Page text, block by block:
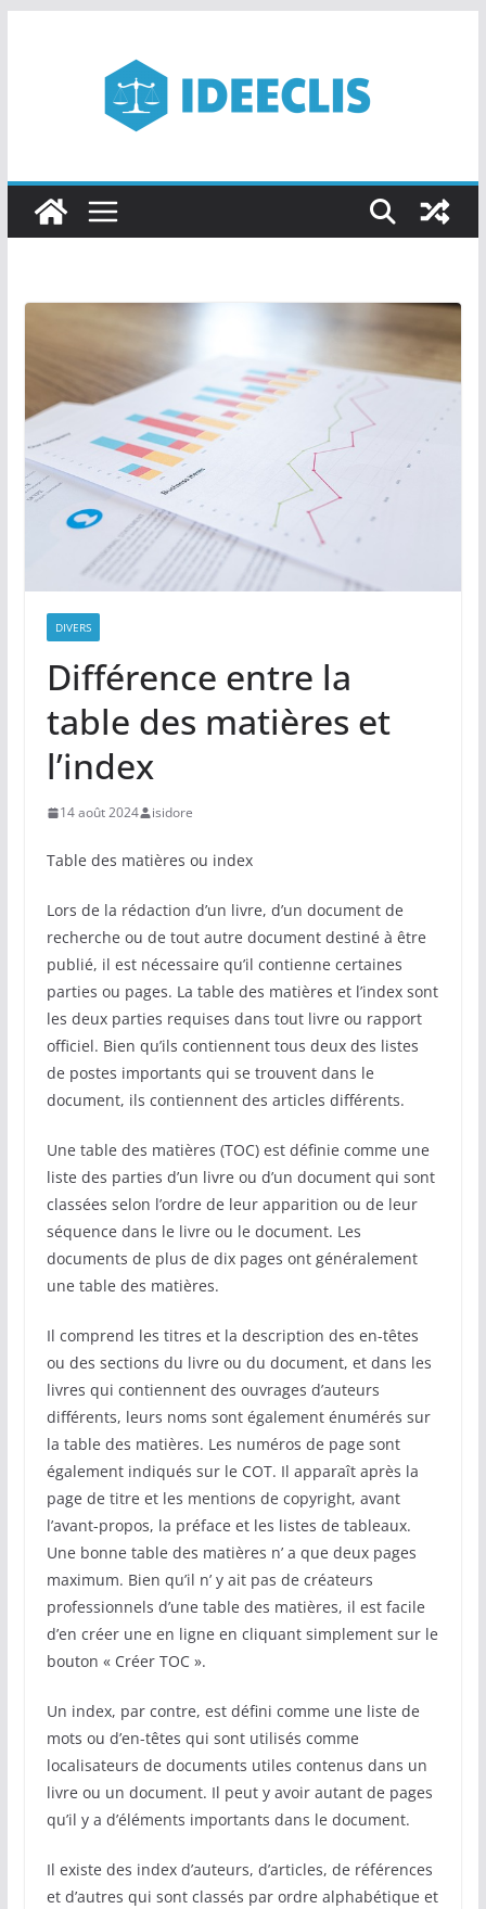
DIVERS
Différence entre la
table des matières et
l’index
14 août 2024 isidore
Table des matières ou index
Lors de la rédaction d’un livre, d’un document de
recherche ou de tout autre document destiné à être
publié, il est nécessaire qu’il contienne certaines
parties ou pages. La table des matières et l’index sont
les deux parties requises dans tout livre ou rapport
officiel. Bien qu’ils contiennent tous deux des listes
de postes importants qui se trouvent dans le
document, ils contiennent des articles différents.
Une table des matières (TOC) est définie comme une
liste des parties d’un livre ou d’un document qui sont
classées selon l’ordre de leur apparition ou de leur
séquence dans le livre ou le document. Les
documents de plus de dix pages ont généralement
une table des matières.
Il comprend les titres et la description des en-têtes
ou des sections du livre ou du document, et dans les
livres qui contiennent des ouvrages d’auteurs
différents, leurs noms sont également énumérés sur
la table des matières. Les numéros de page sont
également indiqués sur le COT. Il apparaît après la
page de titre et les mentions de copyright, avant
l’avant-propos, la préface et les listes de tableaux.
Une bonne table des matières n’ a que deux pages
maximum. Bien qu’il n’ y ait pas de créateurs
professionnels d’une table des matières, il est facile
d’en créer une en ligne en cliquant simplement sur le
bouton « Créer TOC ».
Un index, par contre, est défini comme une liste de
mots ou d’en-têtes qui sont utilisés comme
localisateurs de documents utiles contenus dans un
livre ou un document. Il peut y avoir autant de pages
qu’il y a d’éléments importants dans le document.
Il existe des index d’auteurs, d’articles, de références
et d’autres qui sont classés par ordre alphabétique et